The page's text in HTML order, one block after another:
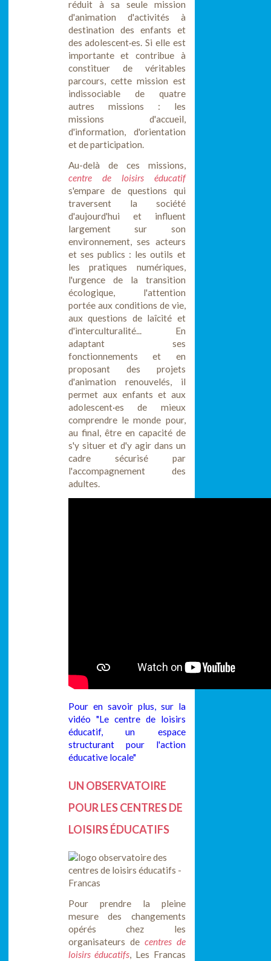
réduit à sa seule mission
d'animation d'activités à
destination des enfants et
des adolescent·es. Si elle est
importante et contribue à
constituer de véritables
parcours, cette mission est
indissociable de quatre
autres missions : les
missions d'accueil,
d'information, d'orientation
et de participation.
Au-delà de ces missions,
centre de loisirs éducatif
s'empare de questions qui
traversent la société
d'aujourd'hui et influent
largement sur son
environnement, ses acteurs
et ses publics : les outils et
les pratiques numériques,
l'urgence de la transition
écologique, l'attention
portée aux conditions de vie,
aux questions de laîcité et
d'interculturalité... En
adaptant ses
fonctionnements et en
proposant des projets
d'animation renouvelés, il
permet aux enfants et aux
adolescent·es de mieux
comprendre le monde pour,
au final, être en capacité de
s'y situer et d'y agir dans un
cadre sécurisé par
l'accompagnement des
adultes.
Pour en savoir plus, sur la
vidéo "Le centre de loisirs
éducatif, un espace
structurant pour l'action
éducative locale"
UN OBSERVATOIRE
POUR LES CENTRES DE
LOISIRS ÉDUCATIFS
Pour prendre la pleine
mesure des changements
opérés chez les
organisateurs de centres de
loisirs éducatifs, Les Francas